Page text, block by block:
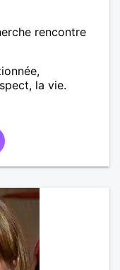
rencontre
la vie.